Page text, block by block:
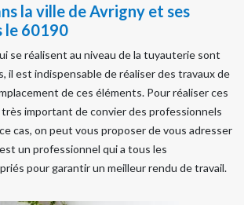
la ville de Avrigny et ses
le 60190
se réalisent au niveau de la tuyauterie sont
il est indispensable de réaliser des travaux de
de ces éléments. Pour réaliser ces
important de convier des professionnels
cas, on peut vous proposer de vous adresser
un professionnel qui a tous les
pour garantir un meilleur rendu de travail.